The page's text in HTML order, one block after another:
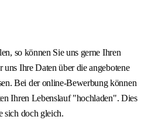
so können Sie uns gerne Ihren
Ihre Daten über die angebotene
Bei der online-Bewerbung können
Ihren Lebenslauf "hochladen". Dies
sich doch gleich.